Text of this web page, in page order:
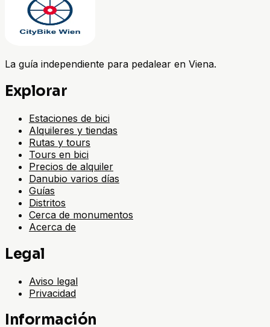
La guía independiente para pedalear en Viena.
Explorar
Estaciones de bici
Alquileres y tiendas
Rutas y tours
Tours en bici
Precios de alquiler
Danubio varios días
Guías
Distritos
Cerca de monumentos
Acerca de
Legal
Aviso legal
Privacidad
Información